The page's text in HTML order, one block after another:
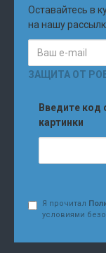
Оставайтесь в
на нашу
ЗАЩИТА ОТ
Введите код
картинки
Я прочитал
условиями